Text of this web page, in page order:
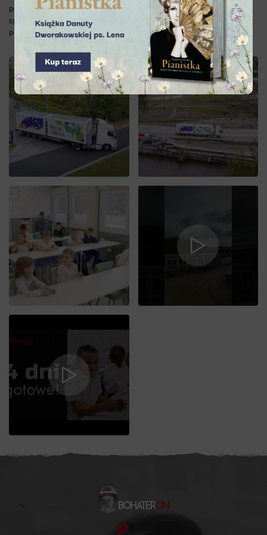
pokazują, że patriotyzm to także troska o lokalne
społeczności, gotowość do działania i wrażliwość na ludzkie
potrzeby.